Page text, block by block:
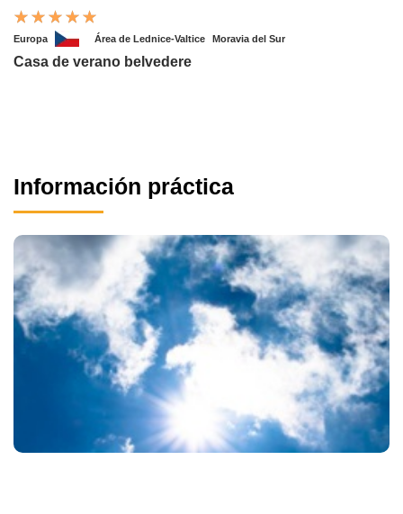
Europa Área de Lednice-Valtice Moravia del Sur
Casa de verano belvedere
Información práctica